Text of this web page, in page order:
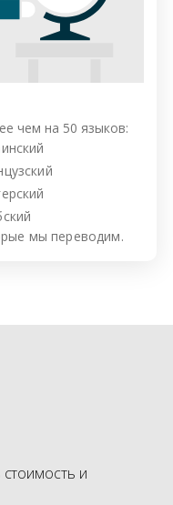
чем на 50 языков:
мы переводим.
и